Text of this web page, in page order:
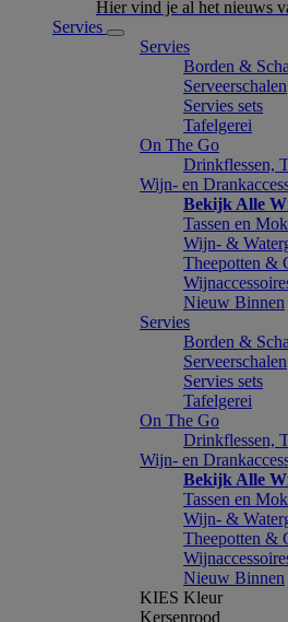
Hier vind je al het nieuws
Servies
Servies
Borden &
Serveerschalen
Servies sets
Tafelgerei
On The Go
Drinkflessen,
Wijn- en
Bekijk Alle
Tassen en
Wijn- &
Theepotten &
Nieuw Binnen
Servies
Borden &
Serveerschalen
Servies sets
Tafelgerei
On The Go
Drinkflessen,
Wijn- en
Bekijk Alle
Tassen en
Wijn- &
Theepotten &
Nieuw Binnen
KIES Kleur
Kersenrood